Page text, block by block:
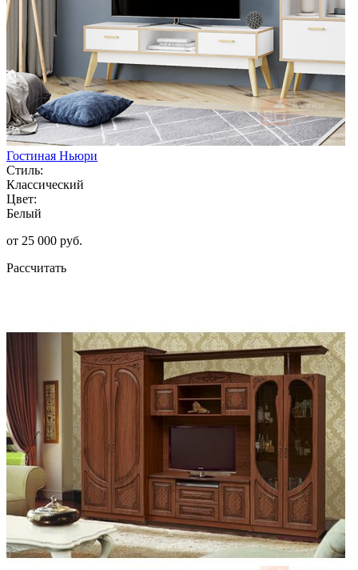
Гостиная Ньюри
Стиль:
Классический
Цвет:
Белый
от 25 000 руб.
Рассчитать